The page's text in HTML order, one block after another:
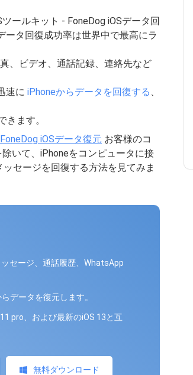
ールキット - FoneDog iOSデータ回
タ回復成功率は世界中で最高にラ
、ビデオ、通話記録、連絡先など
速に iPhoneからデータを回復する 、
ます。
iOSデータ復元 お客様のコ
いて、iPhoneをコンピュータに接
セージを回復する方法を見てみま
セージ、通話履歴、WhatsApp
データを復元します。
pro、および最新のiOS 13と互
無料ダウンロード